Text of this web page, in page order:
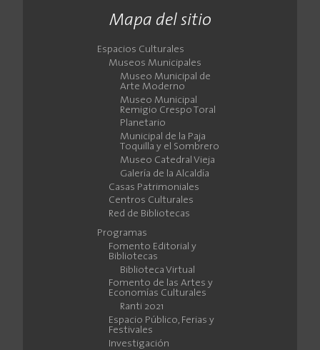
Mapa del sitio
Espacios Culturales
Museos Municipales
Museo Municipal de
Arte Moderno
Museo Municipal
Remigio Crespo Toral
Planetario
Municipal de la Paja
Toquilla y el Sombrero
Museo Catedral Vieja
Galería de la Alcaldía
Casas Patrimoniales
Centros Culturales
Red de Bibliotecas
Programas
Fomento Editorial y
Bibliotecas
Biblioteca Virtual
Fomento de las Artes y
Economías Culturales
Ranti 2021
Espacio Público, Ferias y
Festivales
Investigación